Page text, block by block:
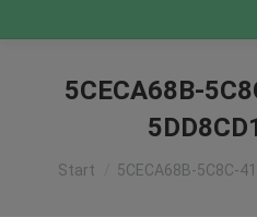
5CECA68B-
Sie befinden sich hier:
Start 5CECA68B-5C8C-